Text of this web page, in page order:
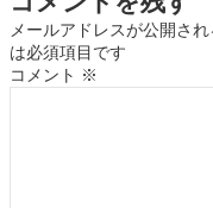
メールアドレスが公開され
は必須項目です
コメント ※